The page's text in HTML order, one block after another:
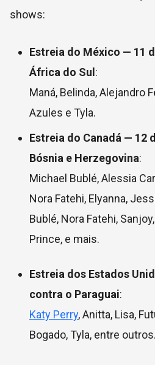
shows:
Estreia do México — 11
África do Sul :
Maná, Belinda, Alejandro
Azules e Tyla.
Estreia do Canadá — 12
Bósnia e Herzegovina:
Michael Bublé, Alessia
Nora Fatehi, Elyanna,
Bublé, Nora Fatehi,
Prince, e mais.
Estreia dos Estados
contra o Paraguai:
Katy Perry, Anitta, Lisa,
Bogado, Tyla, entre outros.